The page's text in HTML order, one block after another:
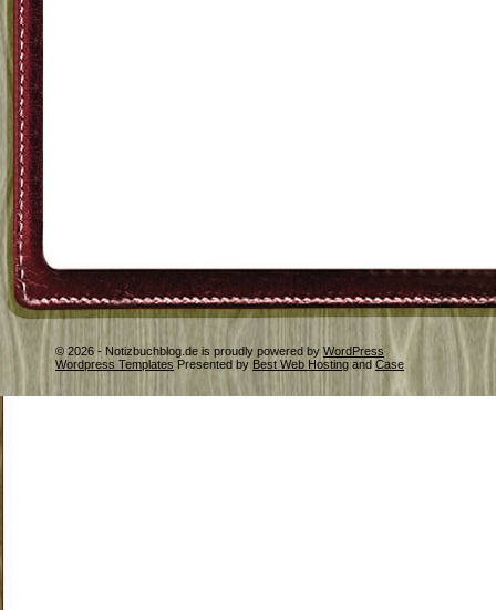
© 2026 - Notizbuchblog.de is proudly powered by WordPress
Wordpress Templates Presented by Best Web Hosting and Case